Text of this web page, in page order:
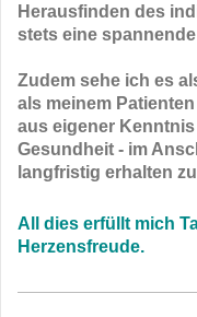
Herausfinden des
stets eine
Zudem sehe ich es
als meinem
aus eigener
Gesundheit - im
langfristig erhalten
All dies erfüllt mich
Herzensfreude.